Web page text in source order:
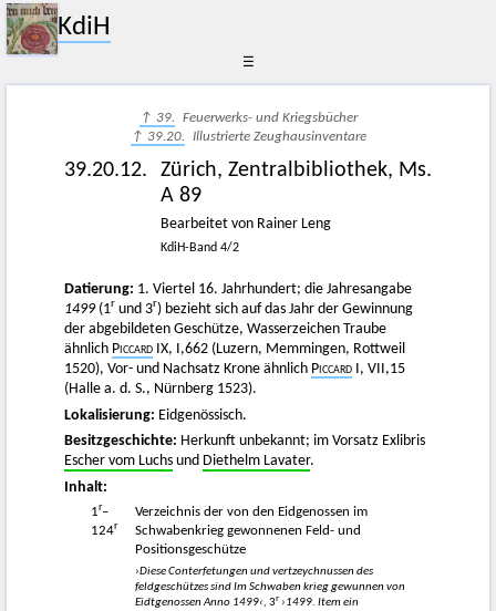
KdiH
☰
↑ 39. Feuerwerks- und Kriegsbücher
↑ 39.20. Illustrierte Zeughausinventare
39.20.12.
Zürich, Zentralbibliothek, Ms.
A 89
Bearbeitet von Rainer Leng
KdiH-Band 4/2
Datierung: 1. Viertel 16. Jahrhundert; die Jahresangabe
1499(1r und 3r) bezieht sich auf das Jahr der Gewinnung
der abgebildeten Geschütze, Wasserzeichen Traube
ähnlich Piccard IX, I,662 (Luzern, Memmingen, Rottweil
1520), Vor- und Nachsatz Krone ähnlich Piccard I, VII,15
(Halle a. d. S., Nürnberg 1523).
Lokalisierung: Eidgenössisch.
Besitzgeschichte: Herkunft unbekannt; im Vorsatz Exlibris
Escher vom Luchs und Diethelm Lavater.
Inhalt:
1r–
124r
Verzeichnis der von den Eidgenossen im
Schwabenkrieg gewonnenen Feld- und
Positionsgeschütze
›Diese Conterfetungen und vertzeychnussen des
feldgeschützes sind Im Schwaben krieg gewunnen von
Eidtgenossen Anno 1499‹, 3r ›1499. Item ein